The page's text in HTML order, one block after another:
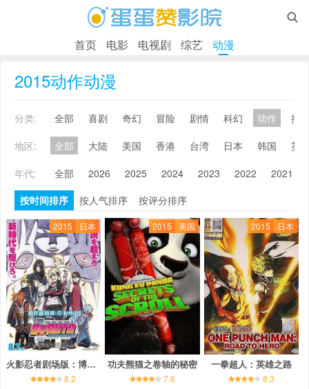

首页 电影 电视剧 综艺 动漫
2015动作动漫
分类: 全部 喜剧 奇幻 冒险 剧情 科幻 动作
搞
地区:
全部 大陆 美国 香港 台湾 日本 韩国
英
年代:
全部 2026 2025 2024 2023 2022 2021
按时间排序
按人气排序 按评分排序
2015 日本
火影忍者剧场版：博人传
8.2
2015 美国
功夫熊猫之卷轴的秘密
7.6
2015 日本
一拳超人：英雄之路
8.3